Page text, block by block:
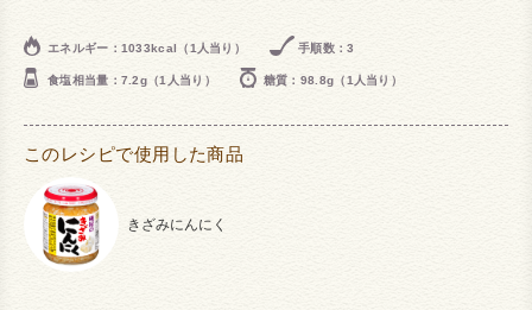
エネルギー：1033kcal（1人当り） 手順数：3
食塩相当量：7.2g（1人当り） 糖質：98.8g（1人当り）
このレシピで使用した商品
きざみにんにく